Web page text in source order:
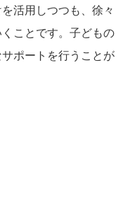
活用しつつも、徐々
ことです。子どもの
ポートを行うことが